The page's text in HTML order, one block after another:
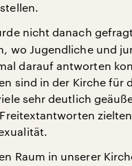
nicht danach
wo Jugendliche und
darauf antworten
sind in der Kirche für
sehr deutlich
Raum in unserer